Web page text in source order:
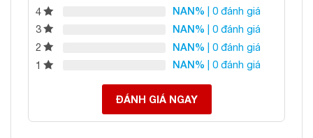
4
NAN% | 0 đánh giá
3
NAN% | 0 đánh giá
2
NAN% | 0 đánh giá
1
NAN% | 0 đánh giá
ĐÁNH GIÁ NGAY